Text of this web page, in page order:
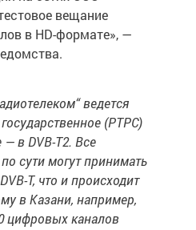
вещание
в HD-формате», —
ведется
(РТРС)
в DVB-T2. Все
сути могут принимать
T, что и происходит
в Казани, например,
цифровых каналов